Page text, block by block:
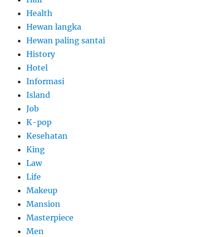
Health
Hewan langka
Hewan paling santai
History
Hotel
Informasi
Island
Job
K-pop
Kesehatan
King
Law
Life
Makeup
Mansion
Masterpiece
Men